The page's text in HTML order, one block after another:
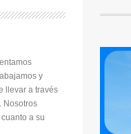
y
llevar a través
Nosotros
a su